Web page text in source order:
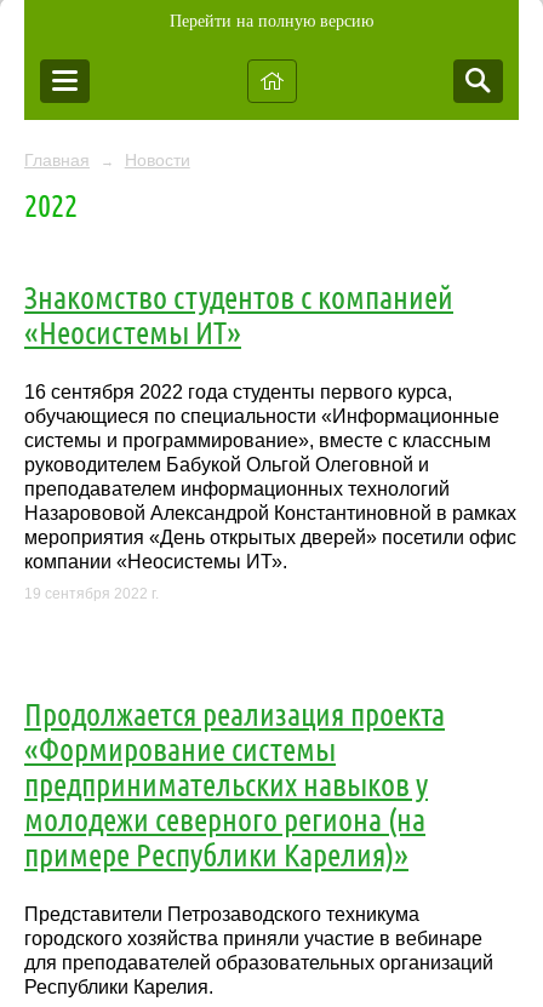
Перейти на полную версию
Главная → Новости
2022
Знакомство студентов с компанией
«Неосистемы ИТ»
16 сентября 2022 года студенты первого курса,
обучающиеся по специальности «Информационные
системы и программирование», вместе с классным
руководителем Бабукой Ольгой Олеговной и
преподавателем информационных технологий
Назарововой Александрой Константиновной в рамках
мероприятия «День открытых дверей» посетили офис
компании «Неосистемы ИТ».
19 сентября 2022 г.
Продолжается реализация проекта
«Формирование системы
предпринимательских навыков у
молодежи северного региона (на
примере Республики Карелия)»
Представители Петрозаводского техникума
городского хозяйства приняли участие в вебинаре
для преподавателей образовательных организаций
Республики Карелия.